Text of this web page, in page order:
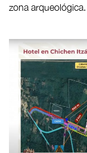
zona arqueológica.